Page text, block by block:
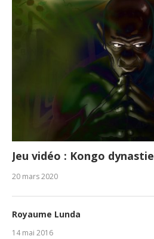
Jeu vidéo : Kongo dynastie
20 mars 2020
Royaume Lunda
14 mai 2016